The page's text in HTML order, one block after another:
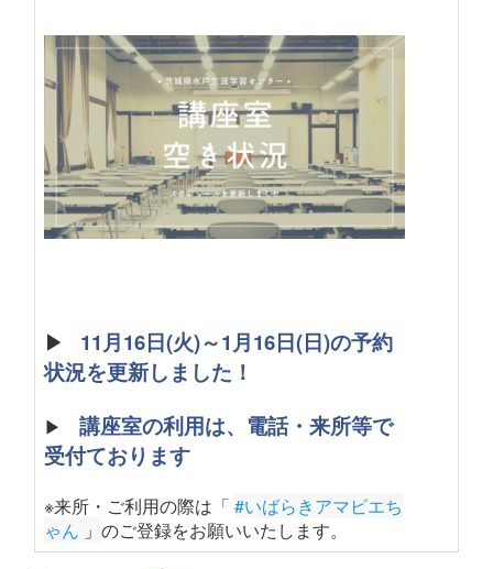
▶
11月16日(火)～1月16日(日)の予約
状況を更新しました！
▶ 講座室の利用は、電話・来所等で
受付ております
※来所・ご利用の際は「 #いばらきアマビエち
ゃん 」 のご登録をお願いいたします。